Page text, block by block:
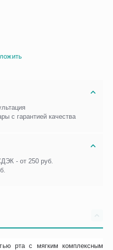
с гарантией качества
- от 250 руб.
рта с мягким комплексным